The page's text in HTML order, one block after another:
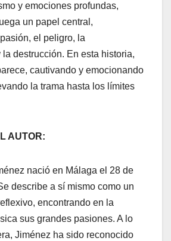
y emociones profundas,
un papel central,
el peligro, la
destrucción. En esta historia,
cautivando y emocionando
la trama hasta los límites
AUTOR:
nació en Málaga el 28 de
describe a sí mismo como un
encontrando en la
sus grandes pasiones. A lo
Jiménez ha sido reconocido